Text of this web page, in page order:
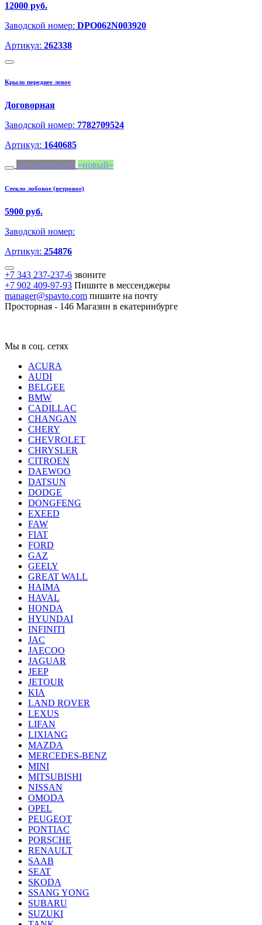
12000 руб.
Заводской номер: DPO062N003920
Артикул: 262338
Крыло переднее левое
Договорная
Заводской номер: 7782709524
Артикул: 1640685
не оригинал
новый
Стекло лобовое (ветровое)
5900 руб.
Заводской номер:
Артикул: 254876
+7 343 237-237-6 звоните
+7 902 409-97-93 Пишите в мессенджеры
manager@spavto.com пишите на почту
Просторная - 146 Магазин в екатеринбурге
Мы в соц. сетях
ACURA
AUDI
BELGEE
BMW
CADILLAC
CHANGAN
CHERY
CHEVROLET
CHRYSLER
CITROEN
DAEWOO
DATSUN
DODGE
DONGFENG
EXEED
FAW
FIAT
FORD
GAZ
GEELY
GREAT WALL
HAIMA
HAVAL
HONDA
HYUNDAI
INFINITI
JAC
JAECOO
JAGUAR
JEEP
JETOUR
KIA
LAND ROVER
LEXUS
LIFAN
LIXIANG
MAZDA
MERCEDES-BENZ
MINI
MITSUBISHI
NISSAN
OMODA
OPEL
PEUGEOT
PONTIAC
PORSCHE
RENAULT
SAAB
SEAT
SKODA
SSANG YONG
SUBARU
SUZUKI